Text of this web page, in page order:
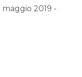
2019 -